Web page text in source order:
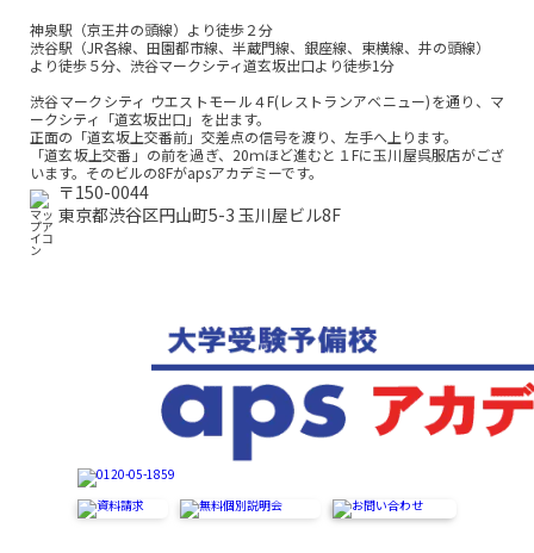
神泉駅（京王井の頭線）より徒歩２分
渋谷駅（JR各線、田園都市線、半蔵門線、銀座線、東横線、井の頭線）
より徒歩５分、渋谷マークシティ道玄坂出口より徒歩1分
渋谷マークシティ ウエストモール４F(レストランアベニュー)を通り、マ
ークシティ「道玄坂出口」を出ます。
正面の「道玄坂上交番前」交差点の信号を渡り、左手へ上ります。
「道玄坂上交番」の前を過ぎ、20ｍほど進むと１Fに玉川屋呉服店がござ
います。そのビルの8Fがapsアカデミーです。
〒150-0044
東京都渋谷区円山町5-3 玉川屋ビル8F